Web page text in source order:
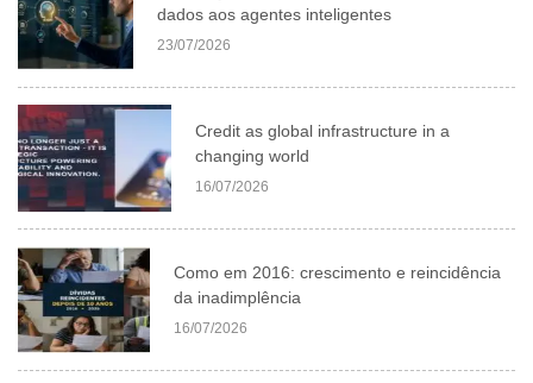
dados aos agentes inteligentes
23/07/2026
Credit as global infrastructure in a
changing world
16/07/2026
Como em 2016: crescimento e reincidência
da inadimplência
16/07/2026